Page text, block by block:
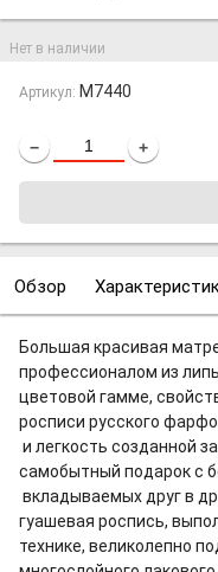
Нет в наличии
Артикул: M7440
− +
Обзор
Большая красивая
профессионалом из
цветовой гамме,
росписи русского
и легкость созданной
самобытный подарок с
вкладываемых друг в
гуашевая роспись,
технике, великолепно